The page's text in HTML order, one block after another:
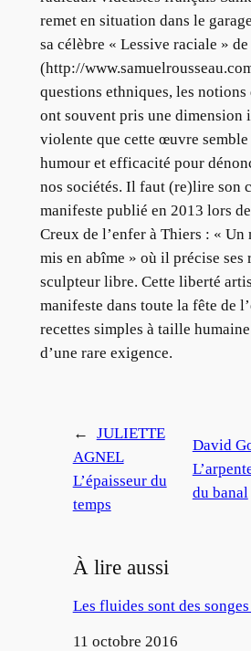
remet en situation dans le
sa célèbre « Lessive raciale »
(http://
questions ethniques, les notions
ont souvent pris une dimension
violente que cette œuvre
humour et efficacité pour
nos sociétés. Il faut (re)lire son
manifeste publié en 2013 lors
Creux de l’enfer à Thiers : « Un
mis en abîme » où il précise ses
sculpteur libre. Cette liberté
manifeste dans toute la fête de
recettes simples à taille
d’une rare exigence.
←
JULIETTE
AGNEL
L’épaisseur du
temps
David
du banal
À lire aussi
Les fluides sont des
Date
11 octobre 2016